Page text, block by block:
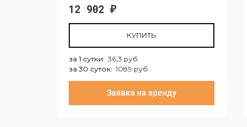
12 902 ₽
КУПИТЬ
за 1 сутки: 36,3 руб
за 30 суток: 1089 руб
за 30 суток: 1089 руб
Заявка на аренду